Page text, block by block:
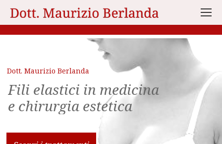
Dott. Maurizio Berlanda
Fili elastici in medicina
e chirurgia estetica